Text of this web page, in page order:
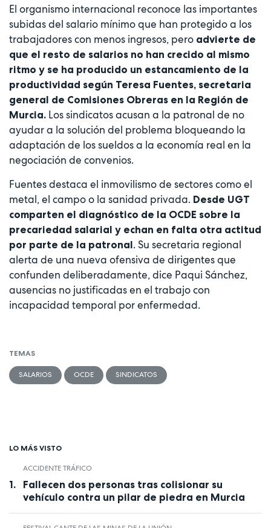
El organismo internacional reconoce las importantes
subidas del salario mínimo que han protegido a los
trabajadores con menos ingresos, pero advierte de
que el resto de salarios no han crecido al mismo
ritmo y se ha producido un estancamiento de la
productividad según Teresa Fuentes, secretaria
general de Comisiones Obreras en la Región de
Murcia. Los sindicatos acusan a la patronal de no
ayudar a la solución del problema bloqueando la
adaptación de los sueldos a la economía real en la
negociación de convenios.
Fuentes destaca el inmovilismo de sectores como el
metal, el campo o la sanidad privada. Desde UGT
comparten el diagnóstico de la OCDE sobre la
precariedad salarial y echan en falta otra actitud
por parte de la patronal. Su secretaria regional
alerta de una nueva ofensiva de dirigentes que
confunden deliberadamente, dice Paqui Sánchez,
ausencias no justificadas en el trabajo con
incapacidad temporal por enfermedad.
TEMAS
SALARIOS OCDE SINDICATOS
LO MÁS VISTO
ACCIDENTE TRÁFICO
Fallecen dos personas tras colisionar su
vehículo contra un pilar de piedra en Murcia